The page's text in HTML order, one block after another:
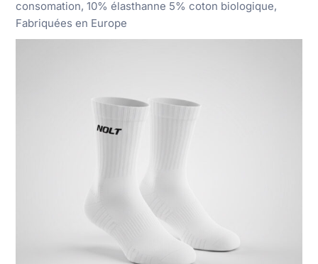
consomation, 10% élasthanne 5% coton biologique,
Fabriquées en Europe